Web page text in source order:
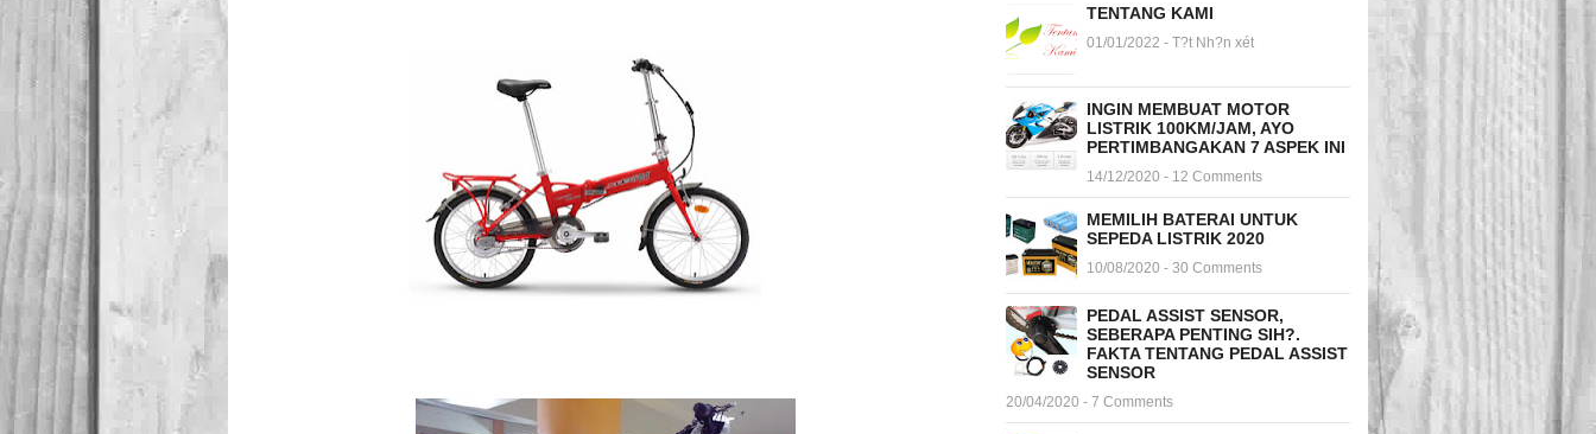
TENTANG KAMI
01/01/2022 - T?t Nh?n xét
INGIN MEMBUAT MOTOR
LISTRIK 100KM/JAM, AYO
PERTIMBANGAKAN 7 ASPEK INI
14/12/2020 - 12 Comments
MEMILIH BATERAI UNTUK
SEPEDA LISTRIK 2020
10/08/2020 - 30 Comments
PEDAL ASSIST SENSOR,
SEBERAPA PENTING SIH?.
FAKTA TENTANG PEDAL ASSIST
SENSOR
20/04/2020 - 7 Comments